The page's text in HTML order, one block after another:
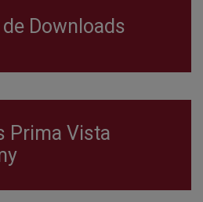
Downloads
Prima Vista